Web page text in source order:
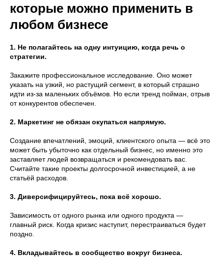
которые можно применить в
любом бизнесе
1. Не полагайтесь на одну интуицию, когда речь о
стратегии.
Закажите профессиональное исследование. Оно может
указать на узкий, но растущий сегмент, в который страшно
идти из-за маленьких объёмов. Но если тренд пойман, отрыв
от конкурентов обеспечен.
2. Маркетинг не обязан окупаться напрямую.
Создание впечатлений, эмоций, клиентского опыта — всё это
может быть убыточно как отдельный бизнес, но именно это
заставляет людей возвращаться и рекомендовать вас.
Считайте такие проекты долгосрочной инвестицией, а не
статьёй расходов.
3. Диверсифицируйтесь, пока всё хорошо.
Зависимость от одного рынка или одного продукта —
главный риск. Когда кризис наступит, перестраиваться будет
поздно.
4. Вкладывайтесь в сообщество вокруг бизнеса.